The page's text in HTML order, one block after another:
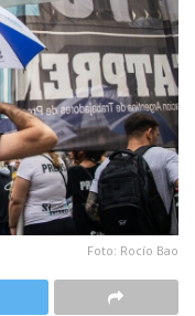
Foto: Rocío Bao